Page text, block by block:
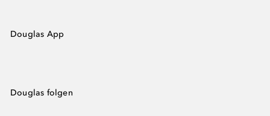
Douglas App
Douglas folgen